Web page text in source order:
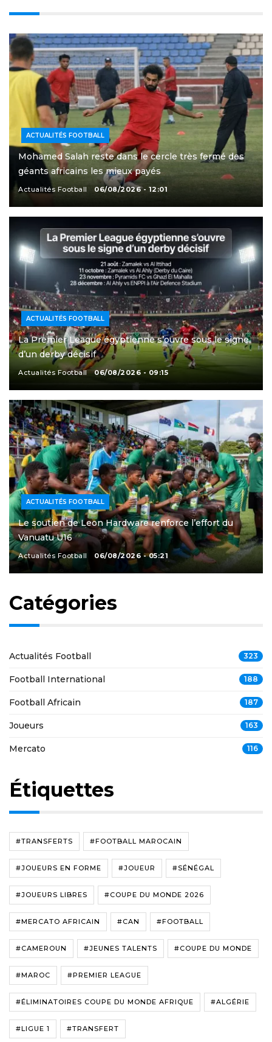
ACTUALITÉS FOOTBALL
Mohamed Salah reste dans le cercle très fermé des
géants africains les mieux payés
Actualités Football 06/08/2026 - 12:01
ACTUALITÉS FOOTBALL
La Premier League égyptienne s’ouvre sous le signe
d’un derby décisif
Actualités Football 06/08/2026 - 09:15
ACTUALITÉS FOOTBALL
Le soutien de Leon Hardware renforce l’effort du
Vanuatu U16
Actualités Football 06/08/2026 - 05:21
Catégories
Actualités Football 323
Football International 188
Football Africain 187
Joueurs 163
Mercato 116
Étiquettes
#TRANSFERTS #FOOTBALL MAROCAIN
#JOUEURS EN FORME #JOUEUR #SÉNÉGAL
#JOUEURS LIBRES #COUPE DU MONDE 2026
#MERCATO AFRICAIN #CAN #FOOTBALL
#CAMEROUN #JEUNES TALENTS #COUPE DU MONDE
#MAROC #PREMIER LEAGUE
#ÉLIMINATOIRES COUPE DU MONDE AFRIQUE #ALGÉRIE
#LIGUE 1 #TRANSFERT